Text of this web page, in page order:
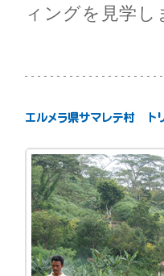
ィングを見学し